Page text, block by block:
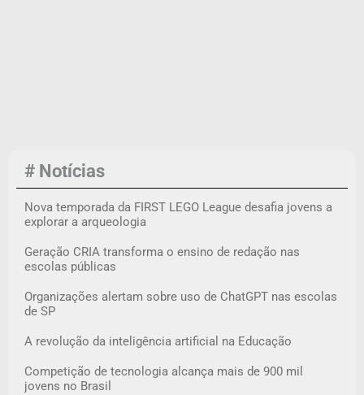
# Notícias
Nova temporada da FIRST LEGO League desafia jovens a
explorar a arqueologia
Geração CRIA transforma o ensino de redação nas
escolas públicas
Organizações alertam sobre uso de ChatGPT nas escolas
de SP
A revolução da inteligência artificial na Educação
Competição de tecnologia alcança mais de 900 mil
jovens no Brasil